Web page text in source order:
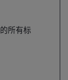
所有标